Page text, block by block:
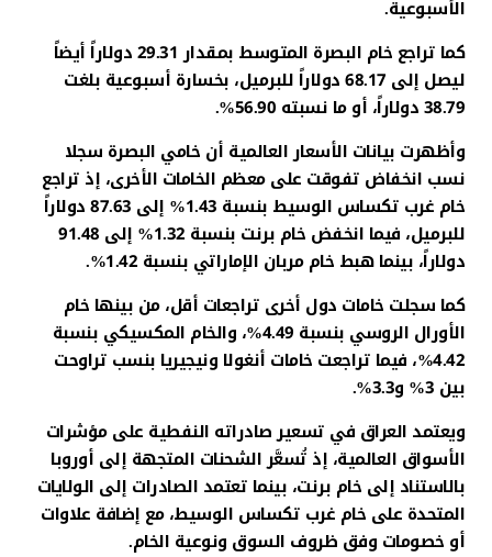
الأسبوعية.
كما تراجع خام البصرة المتوسط بمقدار 29.31 دولاراً أيضاً
ليصل إلى 68.17 دولاراً للبرميل، بخسارة أسبوعية بلغت
38.79 دولاراً، أو ما نسبته 56.90%.
وأظهرت بيانات الأسعار العالمية أن خامي البصرة سجلا
نسب انخفاض تفوقت على معظم الخامات الأخرى، إذ تراجع
خام غرب تكساس الوسيط بنسبة 1.43% إلى 87.63 دولاراً
للبرميل، فيما انخفض خام برنت بنسبة 1.32% إلى 91.48
دولاراً، بينما هبط خام مربان الإماراتي بنسبة 1.42%.
كما سجلت خامات دول أخرى تراجعات أقل، من بينها خام
الأورال الروسي بنسبة 4.49%، والخام المكسيكي بنسبة
4.42%، فيما تراجعت خامات أنغولا ونيجيريا بنسب تراوحت
بين 3% و3.3%.
ويعتمد العراق في تسعير صادراته النفطية على مؤشرات
الأسواق العالمية، إذ تُسعَّر الشحنات المتجهة إلى أوروبا
بالاستناد إلى خام برنت، بينما تعتمد الصادرات إلى الولايات
المتحدة على خام غرب تكساس الوسيط، مع إضافة علاوات
أو خصومات وفق ظروف السوق ونوعية الخام.